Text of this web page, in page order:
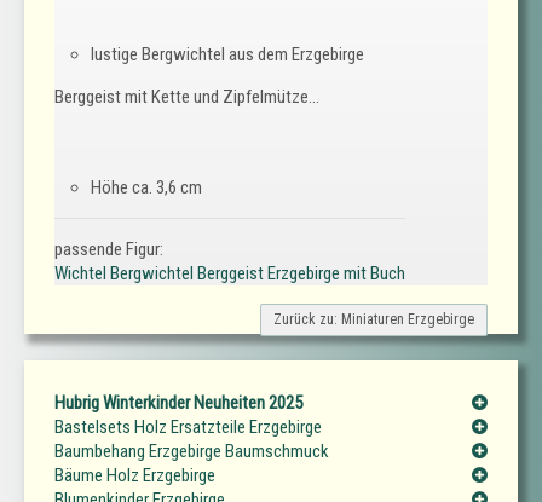
lustige Bergwichtel aus dem Erzgebirge
Berggeist mit Kette und Zipfelmütze...
Höhe ca. 3,6 cm
passende Figur:
Wichtel Bergwichtel Berggeist Erzgebirge mit Buch
Zurück zu: Miniaturen Erzgebirge
Hubrig Winterkinder Neuheiten 2025
Bastelsets Holz Ersatzteile Erzgebirge
Baumbehang Erzgebirge Baumschmuck
Bäume Holz Erzgebirge